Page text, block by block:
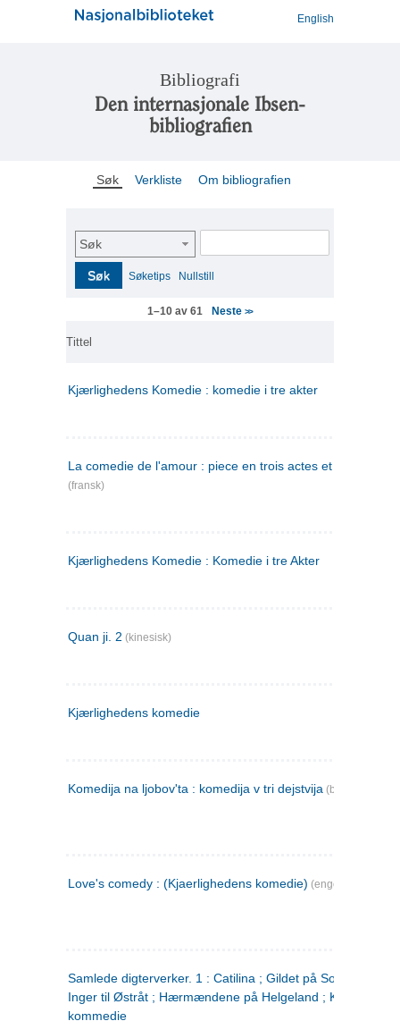
English
Bibliografi
Den internasjonale Ibsen-
bibliografien
Søk Verkliste Om bibliografien
Søk
Søk Søketips Nullstill
1–10 av 61 Neste>>
Tittel
Kjærlighedens Komedie : komedie i tre akter
La comedie de l'amour : piece en trois actes et en vers
(fransk)
Kjærlighedens Komedie : Komedie i tre Akter
Quan ji. 2 (kinesisk)
Kjærlighedens komedie
Komedija na ljobov'ta : komedija v tri dejstvija (bulgarsk)
Love's comedy : (Kjaerlighedens komedie) (engelsk)
Samlede digterverker. 1 : Catilina ; Gildet på Solhaug ; Fru
Inger til Østråt ; Hærmændene på Helgeland ;
kommedie